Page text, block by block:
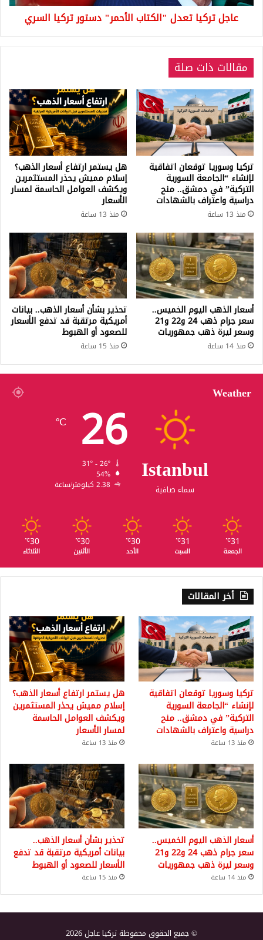
عاجل تركيا تعدل "الكتاب الأحمر" دستور تركيا السري
مقالات ذات صلة
تركيا وسوريا توقعان اتفاقية
لإنشاء “الجامعة السورية
التركية” في دمشق.. منح
دراسية واعتراف بالشهادات
منذ 13 ساعة
هل يستمر ارتفاع أسعار الذهب؟
إسلام مميش يحذر المستثمرين
ويكشف العوامل الحاسمة لمسار
الأسعار
منذ 13 ساعة
أسعار الذهب اليوم الخميس..
سعر جرام ذهب 24 و22 و21
وسعر ليرة ذهب جمهوريات
منذ 14 ساعة
تحذير بشأن أسعار الذهب.. بيانات
أمريكية مرتقبة قد تدفع الأسعار
للصعود أو الهبوط
منذ 15 ساعة
Weather
Istanbul
سماء صافية
26
℃
54%
2.38 كيلومتر/ساعة
31
℃
الجمعة
31
℃
السبت
30
℃
الأحد
30
℃
الأثنين
30
℃
الثلاثاء
أخر المقالات
تركيا وسوريا توقعان اتفاقية
لإنشاء “الجامعة السورية
التركية” في دمشق.. منح
دراسية واعتراف بالشهادات
منذ 13 ساعة
هل يستمر ارتفاع أسعار الذهب؟
إسلام مميش يحذر المستثمرين
ويكشف العوامل الحاسمة
لمسار الأسعار
منذ 13 ساعة
أسعار الذهب اليوم الخميس..
سعر جرام ذهب 24 و22 و21
وسعر ليرة ذهب جمهوريات
منذ 14 ساعة
تحذير بشأن أسعار الذهب..
بيانات أمريكية مرتقبة قد تدفع
الأسعار للصعود أو الهبوط
منذ 15 ساعة
© جميع الحقوق محفوظة تركيا عاجل 2026